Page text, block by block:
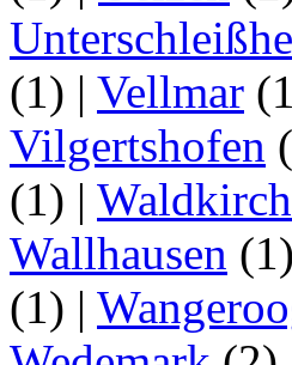
(1) | Vellmar
Vilgertshofen
(1) |
Wallhausen (1)
(1) |